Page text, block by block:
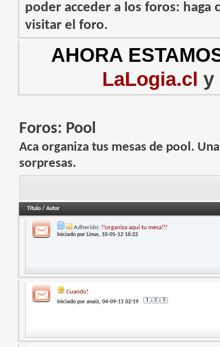
poder acceder a los foros: haga
visitar el foro.
AHORA
LaLogia.cl y
Foros: Pool
Aca organiza tus mesas de pool.
sorpresas.
Título /Autor
Adherido: !!organiza aqui tu mesa!!!
Iniciado por Linus, 10-05-12 16:22
Cuando!
Iniciado poranaiz, 04-09-11 02:19 1 2 3